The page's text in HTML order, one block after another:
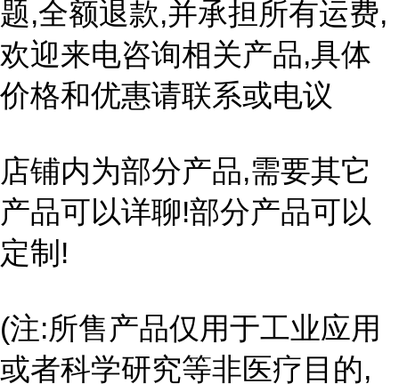
题,全额退款,并承担所有运费,
欢迎来电咨询相关产品,具体
价格和优惠请联系或电议
店铺内为部分产品,需要其它
产品可以详聊!部分产品可以
定制!
(注:所售产品仅用于工业应用
或者科学研究等非医疗目的,